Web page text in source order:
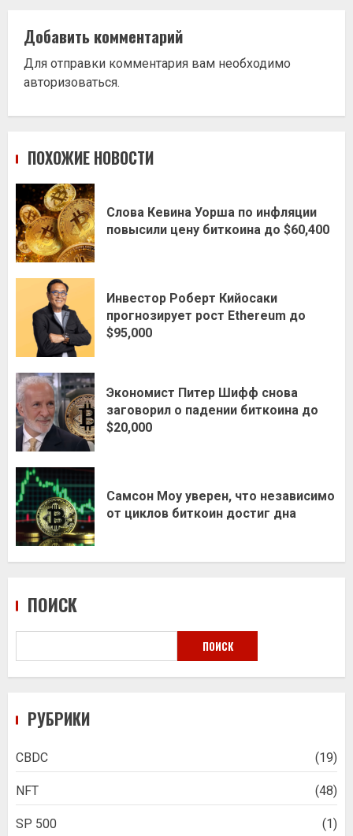
Добавить комментарий
Для отправки комментария вам необходимо
авторизоваться.
ПОХОЖИЕ НОВОСТИ
Слова Кевина Уорша по инфляции
повысили цену биткоина до $60,400
Инвестор Роберт Кийосаки
прогнозирует рост Ethereum до
$95,000
Экономист Питер Шифф снова
заговорил о падении биткоина до
$20,000
Самсон Моу уверен, что независимо
от циклов биткоин достиг дна
ПОИСК
ПОИСК
РУБРИКИ
CBDC (19)
NFT (48)
SP 500 (1)